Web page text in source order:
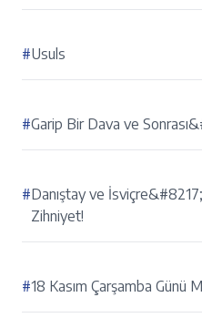
#Usuls
#Garip Bir Dava ve
#Danıştay ve
Zihniyet!
#18 Kasım Çarşamba Günü